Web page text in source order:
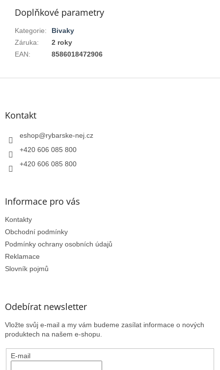
Doplňkové parametry
Kategorie:
Bivaky
Záruka:
2 roky
EAN: 8586018472906
Z
Kontakt
eshop@rybarske-nej.cz
+420 606 085 800
+420 606 085 800
Informace pro vás
Kontakty
Obchodní podmínky
Podmínky ochrany osobních údajů
Reklamace
Slovník pojmů
Odebírat newsletter
Vložte svůj e-mail a my vám budeme zasílat informace o nových
produktech na našem e-shopu.
E-mail